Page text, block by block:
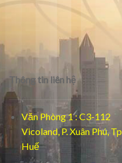
Thông tin liên hệ
Văn Phòng 1 : C3-112
Vicoland, P. Xuân Phú, Tp
Huế